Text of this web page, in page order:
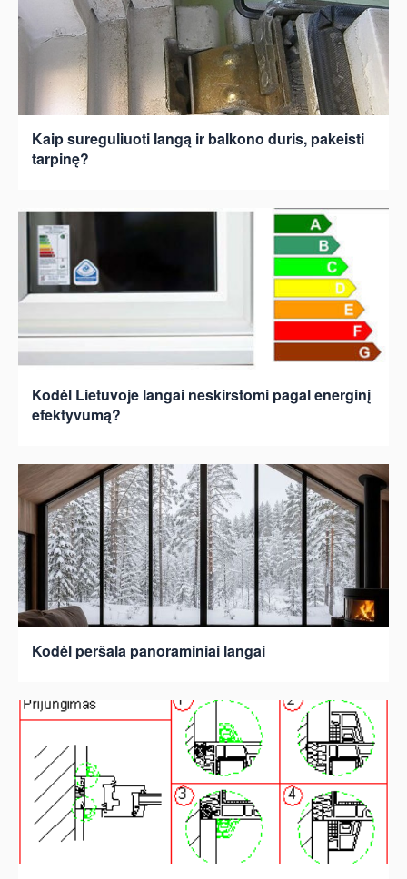
Kaip sureguliuoti langą ir balkono duris, pakeisti
tarpinę?
Kodėl Lietuvoje langai neskirstomi pagal energinį
efektyvumą?
Kodėl peršala panoraminiai langai